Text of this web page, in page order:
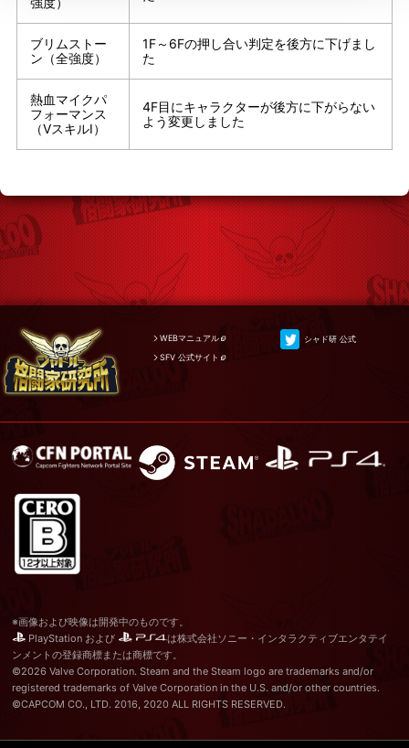
ブリムストー
ン（全強度）
1F～6Fの押し合い判定を後方に下げまし
た
熱血マイクパ
フォーマンス
（VスキルⅠ）
4F目にキャラクターが後方に下がらない
よう変更しました
WEBマニュアル
SFV 公式サイト
シャド研 公式
※画像および映像は開発中のものです。
PlayStation および
は株式会社ソニー・インタラクティブエンタテイ
ンメントの登録商標または商標です。
©2026 Valve Corporation. Steam and the Steam logo are trademarks and/or
registered trademarks of Valve Corporation in the U.S. and/or other countries.
©CAPCOM CO., LTD. 2016, 2020 ALL RIGHTS RESERVED.